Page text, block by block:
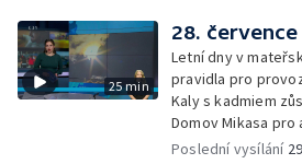
Nedostatek krve v
Spor kvůli novému
Olomoucké
25 min
28. července
Letní dny v
pravidla pro
Kaly s kadmiem
Domov Mikasa
vězení za zapálení
Poslední vysílání